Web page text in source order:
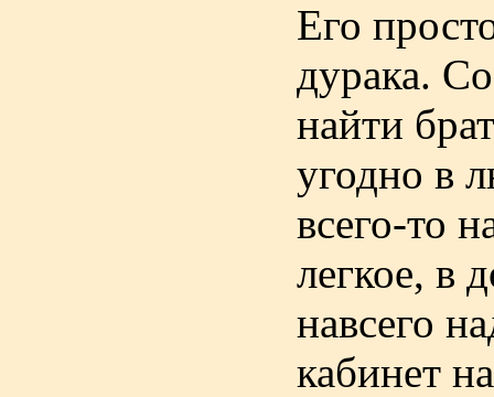
Его
дурака.
найти
угодно в
всего-то
легкое, в
навсего
кабинет